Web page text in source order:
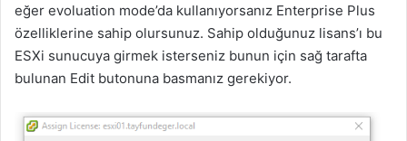
eğer evoluation mode’da kullanıyorsanız Enterprise Plus
özelliklerine sahip olursunuz. Sahip olduğunuz lisans’ı bu
ESXi sunucuya girmek isterseniz bunun için sağ tarafta
bulunan Edit butonuna basmanız gerekiyor.